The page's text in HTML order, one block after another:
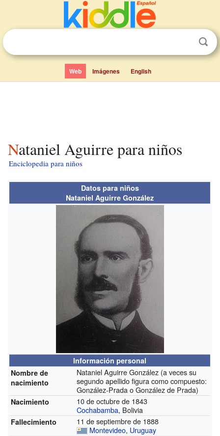
Web Imágenes English
Nataniel Aguirre para niños
Enciclopedia para niños
Datos para niños
Nataniel Aguirre González
Información personal
Nombre de
nacimiento
Nataniel Aguirre González (a veces su
segundo apellido figura como compuesto:
González-Prada o González de Prada)
Nacimiento
10 de octubre de 1843
Cochabamba, Bolivia
Fallecimiento
11 de septiembre de 1888
Montevideo, Uruguay